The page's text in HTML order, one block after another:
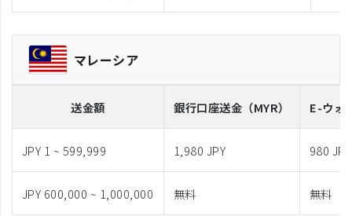
マレーシア
送金額 銀行口座送金 （MYR） E-ウォ
JPY 1 ~ 599,999 1,980 JPY 980 JPY
JPY 600,000 ~ 1,000,000 無料 無料